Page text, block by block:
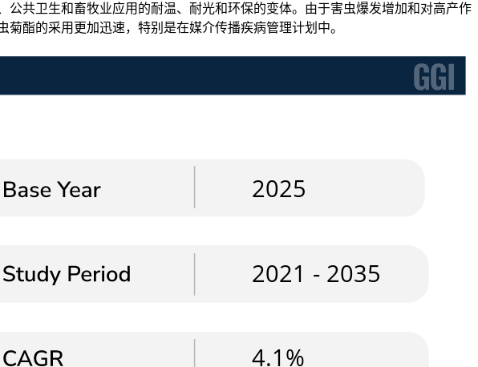
共卫生和畜牧业应用的耐温、耐光和环保的变体。由于害虫爆发增加和对高产作
酯的采用更加迅速，特别是在媒介传播疾病管理计划中。